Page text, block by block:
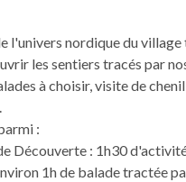
l'univers nordique du
les sentiers tracés par
à choisir, visite de
:
Découverte : 1h30
1h de balade tractée